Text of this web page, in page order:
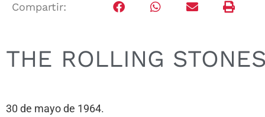
Compartir:
THE ROLLING
30 de mayo de 1964.